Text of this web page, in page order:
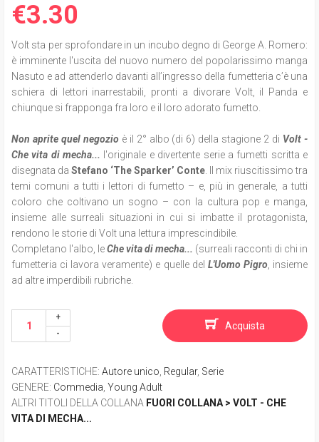
€3.30
Volt sta per sprofondare in un incubo degno di George A. Romero:
è imminente l'uscita del nuovo numero del popolarissimo manga
Nasuto e ad attenderlo davanti all’ingresso della fumetteria c’è una
schiera di lettori inarrestabili, pronti a divorare Volt, il Panda e
chiunque si frapponga fra loro e il loro adorato fumetto.
Non aprite quel negozio è il 2° albo (di 6) della stagione 2 di Volt -
Che vita di mecha...
l'originale e divertente serie a fumetti scritta e
disegnata da Stefano ‘The Sparker’ Conte . Il mix riuscitissimo tra
temi comuni a tutti i lettori di fumetto – e, più in generale, a tutti
coloro che coltivano un sogno – con la cultura pop e manga,
insieme alle surreali situazioni in cui si imbatte il protagonista,
rendono le storie di Volt una lettura imprescindibile.
Completano l'albo, leChe vita di mecha... (surreali racconti di chi in
fumetteria ci lavora veramente) e quelle del L'Uomo Pigro, insieme
ad altre imperdibili rubriche.
Acquista
CARATTERISTICHE: Autore unico Regular, Serie
GENERE: Commedia Young Adult
ALTRI TITOLI DELLA COLLANA FUORI COLLANA > VOLT - CHE
VITA DI MECHA...